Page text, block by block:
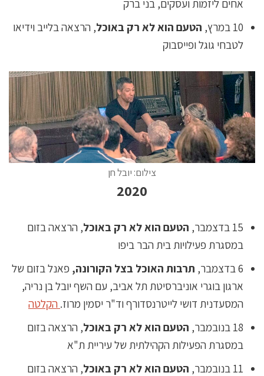
אחים ליזמות ועסקים, בני ברק
10 במרץ,
הטעם הוא לא רק באוכל, הרצאה בלייב וידיאו
לטבחי גוגל ופייסבוק
צילום: יובל חן
2020
15 בדצמבר, הטעם הוא לא רק באוכל, הרצאה בזום
במסגרת פעילויות בית הבר ביפו
6 בדצמבר,
תרבות האוכל בצל הקורונה, פאנל בזום של
ארגון בוגרי אוניברסיטת תל אביב, עם השף יובל בן נריה,
המסעדנית דושי לייטרנסדורף וד"ר יסמין מרוז. הקלטה
18 בנובמבר,
הטעם הוא לא רק באוכל, הרצאה בזום
במסגרת הפעילות הקהילתית של עיריית ת"א
11 בנובמבר,
הטעם הוא לא רק באוכל, הרצאה בזום